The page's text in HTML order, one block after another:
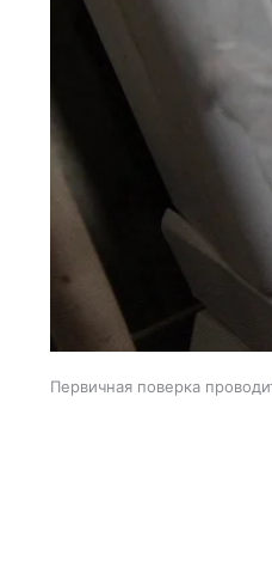
Первичная поверка